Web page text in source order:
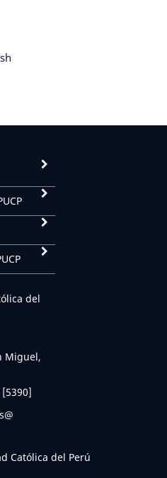
del
Miguel,
Católica del Perú